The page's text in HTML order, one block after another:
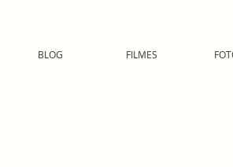
BLOG FILMES